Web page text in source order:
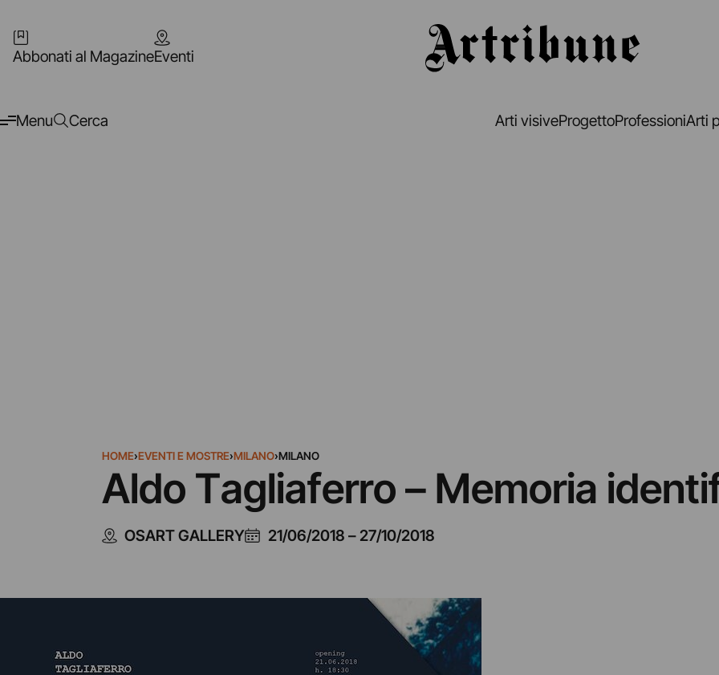
Abbonati al MagazineEventi
Menu Cerca Arti visiveProgettoProfessioniArti
HOME›EVENTI E MOSTRE›MILANO›MILANO
Aldo Tagliaferro – Memoria
OSART GALLERY 21/06/2018 – 27/10/2018